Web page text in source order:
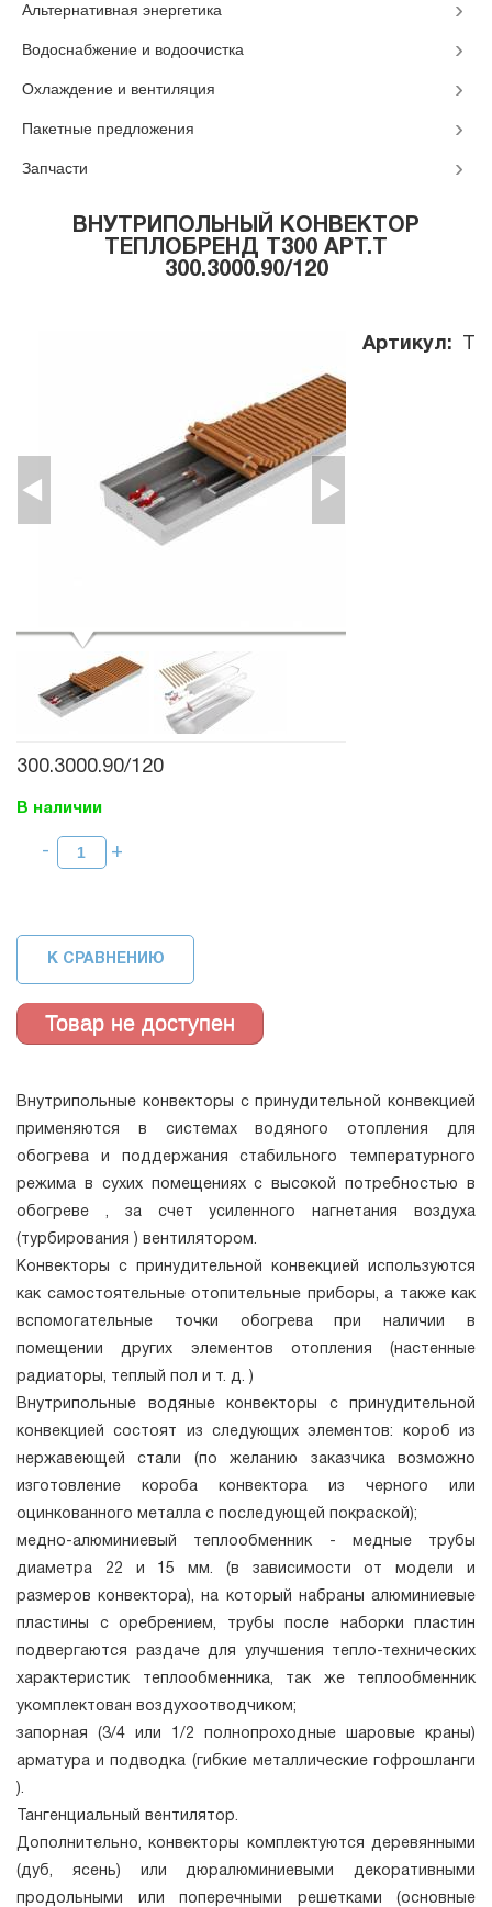
ВНУТРИПОЛЬНЫЙ КОНВЕКТОР
ТЕПЛОБРЕНД T300 АРТ.T
300.3000.90/120
Артикул:
300.3000.90/120
К СРАВНЕНИЮ
В наличии
Внутрипольные конвекторы с принудительной конвекцией
применяются в системах водяного отопления для
обогрева и поддержания стабильного температурного
режима в сухих помещениях с высокой потребностью в
обогреве , за счет усиленного нагнетания воздуха
(турбирования ) вентилятором.
Конвекторы с принудительной конвекцией используются
как самостоятельные отопительные приборы, а также как
вспомогательные точки обогрева при наличии в
помещении других элементов отопления (настенные
радиаторы, теплый пол и т. д. )
Внутрипольные водяные конвекторы с принудительной
конвекцией состоят из следующих элементов: короб из
нержавеющей стали (по желанию заказчика возможно
изготовление короба конвектора из черного или
оцинкованного металла с последующей покраской);
медно-алюминиевый теплообменник - медные трубы
диаметра 22 и 15 мм. (в зависимости от модели и
размеров конвектора), на который набраны алюминиевые
пластины с оребрением, трубы после наборки пластин
подвергаются раздаче для улучшения тепло-технических
характеристик теплообменника, так же теплообменник
укомплектован воздухоотводчиком;
запорная (3/4 или 1/2 полнопроходные шаровые краны)
арматура и подводка (гибкие металлические гофрошланги
).
Тангенциальный вентилятор.
Дополнительно, конвекторы комплектуются деревянными
(дуб, ясень) или дюралюминиевыми декоративными
продольными или поперечными решетками (основные
Альтернативная энергетика
Водоснабжение и водоочистка
Охлаждение и вентиляция
Пакетные предложения
Запчасти